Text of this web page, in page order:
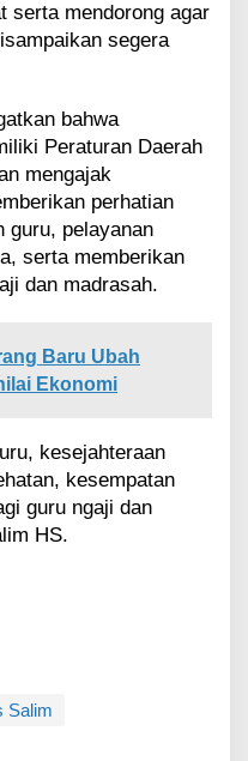
serta mendorong agar
segera
bahwa
Peraturan Daerah
mengajak
perhatian
guru, pelayanan
serta memberikan
dan madrasah.
Baru Ubah
Ekonomi
kesejahteraan
kesempatan
guru ngaji dan
HS.
Salim